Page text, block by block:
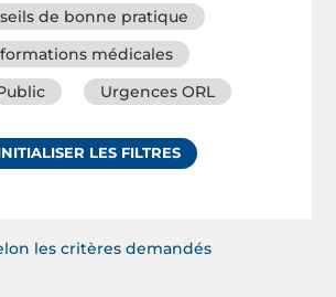
de bonne pratique
médicales
Urgences ORL
LES FILTRES
les critères demandés